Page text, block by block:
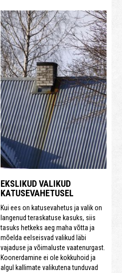
EKSLIKUD VALIKUD
KATUSEVAHETUSEL
Kui ees on katusevahetus ja valik on
langenud teraskatuse kasuks, siis
tasuks hetkeks aeg maha võtta ja
mõelda eelseisvad valikud läbi
vajaduse ja võimaluste vaatenurgast.
Koonerdamine ei ole kokkuhoid ja
algul kallimate valikutena tunduvad